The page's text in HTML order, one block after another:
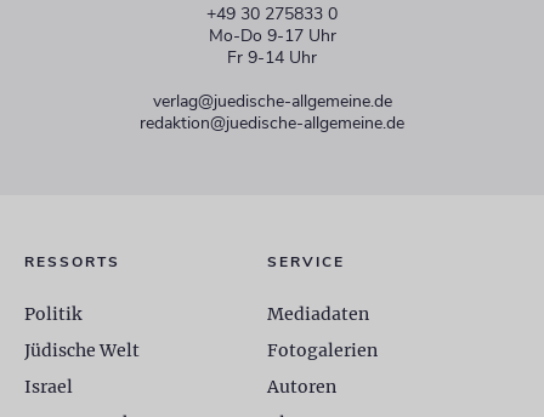
+49 30 275833 0
Mo-Do 9-17 Uhr
Fr 9-14 Uhr
verlag@juedische-allgemeine.de
redaktion@juedische-allgemeine.de
RESSORTS
Politik
Jüdische Welt
Israel
SERVICE
Mediadaten
Fotogalerien
Autoren